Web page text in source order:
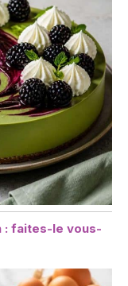
: faites-le vous-